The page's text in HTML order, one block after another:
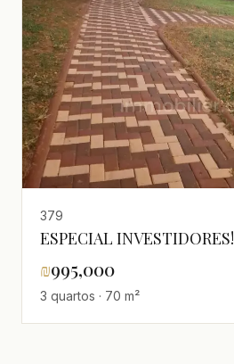
379
ESPECIAL INVESTIDORES!
₪995,000
3 quartos · 70 m²